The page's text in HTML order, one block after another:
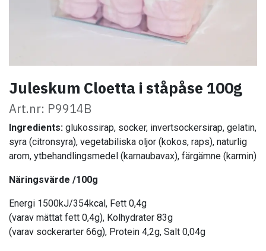
Juleskum Cloetta i ståpåse 100g
Art.nr: P9914B
Ingredients: glukossirap, socker, invertsockersirap, gelatin,
syra (citronsyra), vegetabiliska oljor (kokos, raps), naturlig
arom, ytbehandlingsmedel (karnaubavax), färgämne (karmin)
Näringsvärde /100g
Energi 1500kJ/354kcal, Fett 0,4g
(varav mättat fett 0,4g), Kolhydrater 83g
(varav sockerarter 66g), Protein 4,2g, Salt 0,04g